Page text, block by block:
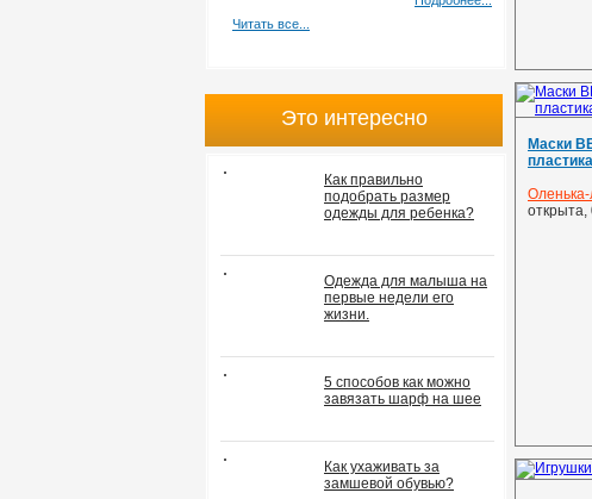
Маски
открыта,
Читать все...
Это интересно
Как правильно
подобрать размер
одежды для ребенка?
Одежда для малыша на
первые недели его
жизни.
5 способов как можно
завязать шарф на шее
Как ухаживать за
замшевой обувью?